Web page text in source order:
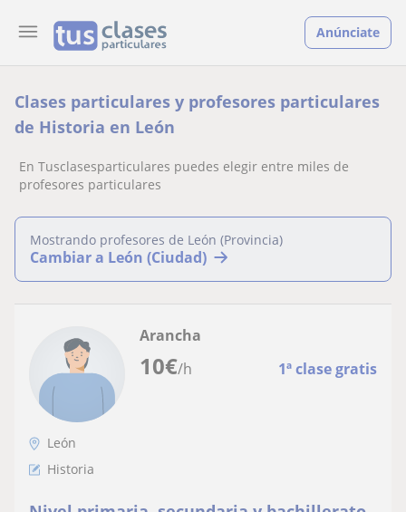
Anúnciate
Clases particulares y profesores particulares
de Historia en León
En Tusclasesparticulares puedes elegir entre miles de
profesores particulares
Mostrando profesores de León (Provincia)
Cambiar a León (Ciudad)
10€/h 1ª clase gratis
Arancha
León
Historia